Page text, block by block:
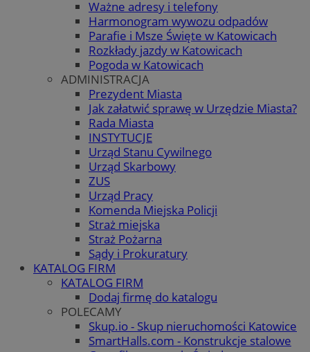
Ważne adresy i telefony
Harmonogram wywozu odpadów
Parafie i Msze Święte w Katowicach
Rozkłady jazdy w Katowicach
Pogoda w Katowicach
ADMINISTRACJA
Prezydent Miasta
Jak załatwić sprawę w Urzędzie Miasta?
Rada Miasta
INSTYTUCJE
Urząd Stanu Cywilnego
Urząd Skarbowy
ZUS
Urząd Pracy
Komenda Miejska Policji
Straż miejska
Straż Pożarna
Sądy i Prokuratury
KATALOG FIRM
KATALOG FIRM
Dodaj firmę do katalogu
POLECAMY
Skup.io - Skup nieruchomości Katowice
SmartHalls.com - Konstrukcje stalowe